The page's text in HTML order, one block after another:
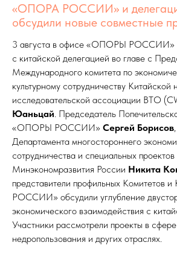
«ОПОРА РОССИИ» и
обсудили новые совместные
3 августа в офисе «ОПОРЫ РОССИИ»
с китайской делегацией во главе с
Международного комитета по
культурному сотрудничеству Китайской
исследовательской ассоциации ВТО
Юаньцай . Председатель
«ОПОРЫ РОССИИ» Сергей Борисов
Департамента многостороннего
сотрудничества и специальных проектов
Минэкономразвития России Никита
представители профильных
РОССИИ» обсудили углубление
экономического взаимодействия с
Участники рассмотрели проекты в сфере
недропользования и других отраслях.